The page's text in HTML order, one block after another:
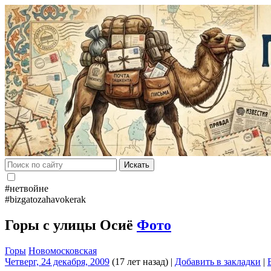
Искать
#нетвойне
#bizgatozahavokerak
Горы с улицы Осиё Фото
Горы Новомосковская
Четверг, 24 декабря, 2009 (17 лет назад) | Добавить в закладки |